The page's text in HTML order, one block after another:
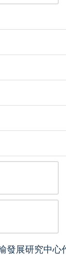
發展研究中心